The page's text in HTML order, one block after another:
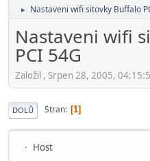
► Nastaveni wifi sitovky Buffalo
Nastaveni wifi
PCI 54G
Založil , Srpen 28, 2005,
DOLŮ Stran 1
Host